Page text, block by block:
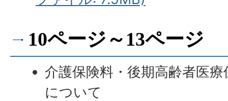
10ページ～13ページ
介護保険料・後期高齢者医
について